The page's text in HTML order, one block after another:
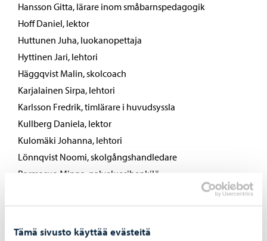
Tämä sivusto käyttää evästeitä
Hansson Gitta, lärare inom småbarnspedagogik
Hoff Daniel, lektor
Huttunen Juha, luokanopettaja
Hyttinen Jari, lehtori
Häggqvist Malin, skolcoach
Karjalainen Sirpa, lehtori
Karlsson Fredrik, timlärare i huvudsyssla
Kullberg Daniela, lektor
Kulomäki Johanna, lehtori
Lönnqvist Noomi, skolgångshandledare
Parmasuo Minna, palveluesihenkilö
Rajala-Nyholm Jessica, lärare inom småbarnspedagogik